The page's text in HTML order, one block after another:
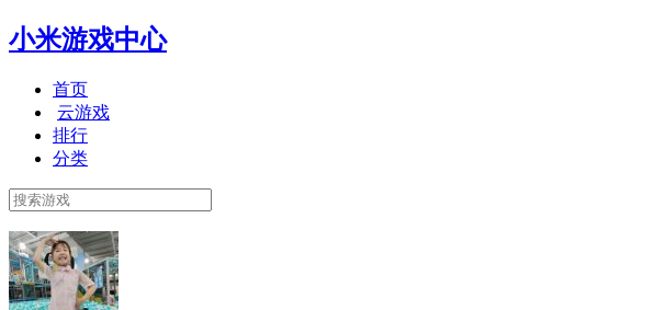
小米游戏中心
首页
云游戏
排行
分类